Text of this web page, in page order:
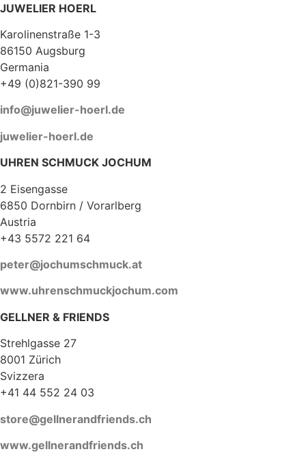
JUWELIER HOERL
Karolinenstraße 1-3
86150 Augsburg
Germania
+49 (0)821-390 99
info@juwelier-hoerl.de
juwelier-hoerl.de
UHREN SCHMUCK JOCHUM
2 Eisengasse
6850 Dornbirn / Vorarlberg
Austria
+43 5572 221 64
peter@jochumschmuck.at
www.uhrenschmuckjochum.com
GELLNER & FRIENDS
Strehlgasse 27
8001 Zürich
Svizzera
+41 44 552 24 03
store@gellnerandfriends.ch
www.gellnerandfriends.ch